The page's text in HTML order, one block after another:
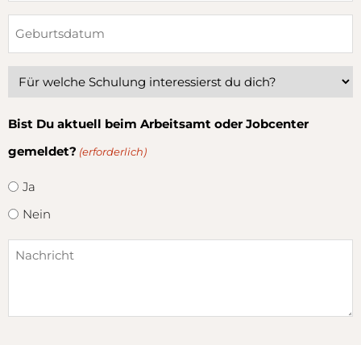
Bist Du aktuell beim Arbeitsamt oder Jobcenter
gemeldet? (erforderlich)
Ja
Nein